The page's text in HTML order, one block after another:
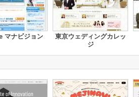
マナビジョン
東京ウェディングカレッ
ジ